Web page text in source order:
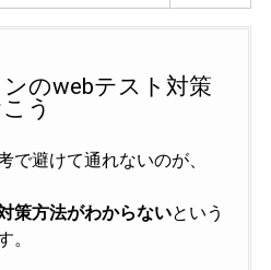
のwebテスト対策
う
で避けて通れないのが、
策方法がわからないという
。